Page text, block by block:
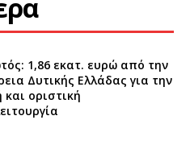
1,86 εκατ. ευρώ από την
Δυτικής Ελλάδας για την
οριστική